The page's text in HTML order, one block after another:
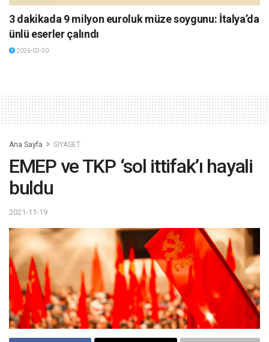
3 dakikada 9 milyon euroluk müze soygunu: İtalya’da
ünlü eserler çalındı
2026-03-30
Ana Sayfa SİYASET
EMEP ve TKP ‘sol ittifak’ı hayali
buldu
2021-11-19